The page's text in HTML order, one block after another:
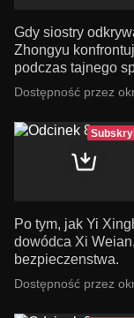
Gdy siostry
Zhongyu
podczas tajnego
Dostępność przez
Po tym, jak Yi
dowódca Xi
bezpieczenstwa.
Dostępność przez